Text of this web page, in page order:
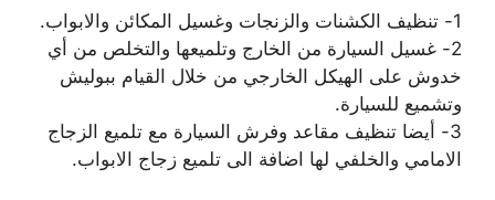
1- تنظيف الكشنات والزنجات وغسيل المكائن والابواب.
2- غسيل السيارة من الخارج وتلميعها والتخلص من أي
خدوش على الهيكل الخارجي من خلال القيام ببوليش
وتشميع للسيارة.
3- أيضا تنظيف مقاعد وفرش السيارة مع تلميع الزجاج
الامامي والخلفي لها اضافة الى تلميع زجاج الابواب.